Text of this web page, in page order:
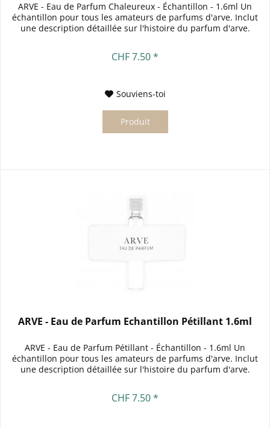
ARVE - Eau de Parfum Chaleureux - Échantillon - 1.6ml Un
échantillon pour tous les amateurs de parfums d'arve. Inclut
une description détaillée sur l'histoire du parfum d'arve.
CHF 7.50 *
Souviens-toi
Produit
ARVE - Eau de Parfum Echantillon Pétillant 1.6ml
ARVE - Eau de Parfum Pétillant - Échantillon - 1.6ml Un
échantillon pour tous les amateurs de parfums d'arve. Inclut
une description détaillée sur l'histoire du parfum d'arve.
CHF 7.50 *